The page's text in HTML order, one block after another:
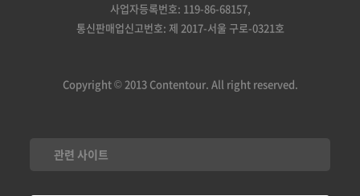
사업자등록번호: 119-86-68157,
통신판매업신고번호: 제 2017-서울 구로-0321호
Copyright © 2013 Contentour. All right reserved.
관련 사이트